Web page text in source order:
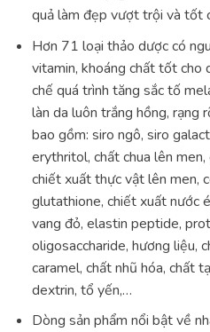
quả làm đẹp vượt trội và tốt
Hơn 71 loại thảo dược có
vitamin, khoáng chất tốt cho
chế quá trình tăng sắc tố
làn da luôn trắng hồng, rạng
bao gồm: siro ngô, siro
erythritol, chất chua lên
chiết xuất thực vật lên men,
glutathione, chiết xuất nước
vang đỏ, elastin peptide,
oligosaccharide, hương liệu,
caramel, chất nhũ hóa, chất
dextrin, tổ yến,…
Dòng sản phẩm nổi bật về